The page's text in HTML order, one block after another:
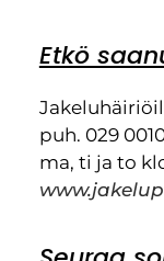
Etkö
puh. 029
ma, ti ja to